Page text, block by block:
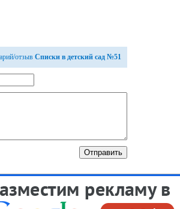
отзыв Списки в детский сад №51